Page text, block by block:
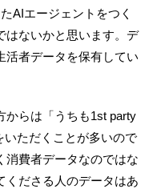
AIエージェントをつく
はないかと思います。デ
活者データを保有してい
からは「うちも1st party
ただくことが多いので
消費者データなのではな
くださる人のデータはあ